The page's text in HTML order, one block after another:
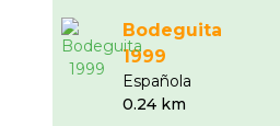
Bodeguita
1999
Española
0.24 km